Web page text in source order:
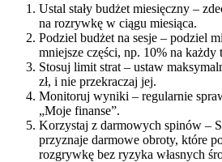
Ustal stały budżet miesięczny –
na rozrywkę w ciągu miesiąca.
Podziel budżet na sesje – podziel
mniejsze części, np. 10% na każdy
Stosuj limit strat – ustaw
zł, i nie przekraczaj jej.
Monitoruj wyniki – regularnie
„Moje finanse”.
Korzystaj z darmowych spinów –
przyznaje darmowe obroty, które
rozgrywkę bez ryzyka własnych